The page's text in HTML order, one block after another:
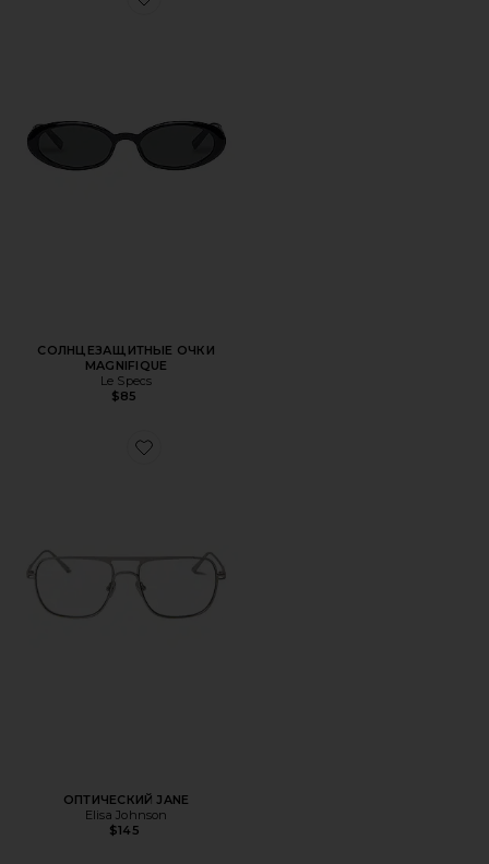
Favorite СОЛНЦЕЗАЩИТНЫЕ ОЧКИ MAGNIFIQUE
СОЛНЦЕЗАЩИТНЫЕ ОЧКИ
MAGNIFIQUE
Le Specs
$85
Favorite ОПТИЧЕСКИЙ JANE
ОПТИЧЕСКИЙ JANE
Elisa Johnson
$145